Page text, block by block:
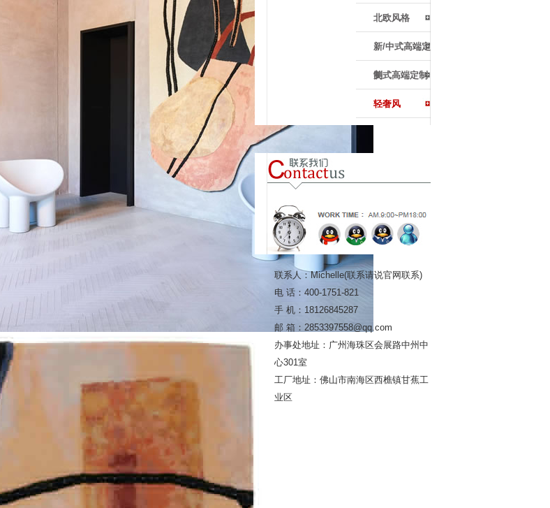
北欧风格
新/中式高端定
制
美式高端定制
轻奢风
联系人：Michelle(联系请说官网联系)
电 话：400-1751-821
手 机：18126845287
邮 箱：2853397558@qq.com
办事处地址：广州海珠区会展路中州中
心301室
工厂地址：佛山市南海区西樵镇甘蕉工
业区